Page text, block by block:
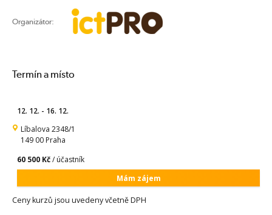
Organizátor:
Termín a místo
12. 12. - 16. 12.
Líbalova 2348/1
149 00 Praha
60 500 Kč/ účastník
Mám zájem
Ceny kurzů jsou uvedeny včetně DPH